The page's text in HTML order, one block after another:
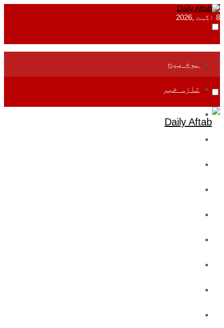
8 اگست ,2026
ہوم پیج
تازہ خبر